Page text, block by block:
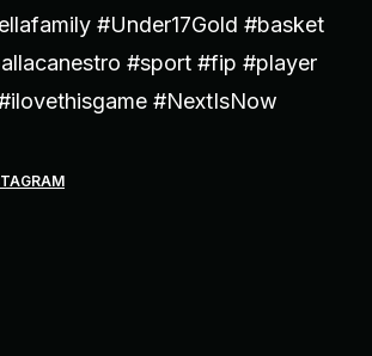
#Under17Gold #basket
#sport #fip #player
#NextIsNow